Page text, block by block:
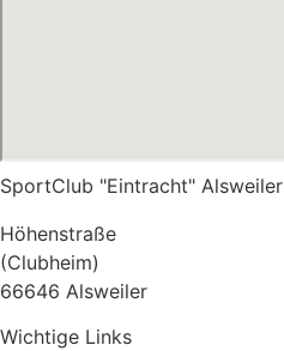
SportClub "Eintracht" Alsweiler
Höhenstraße
(Clubheim)
66646 Alsweiler
Wichtige Links